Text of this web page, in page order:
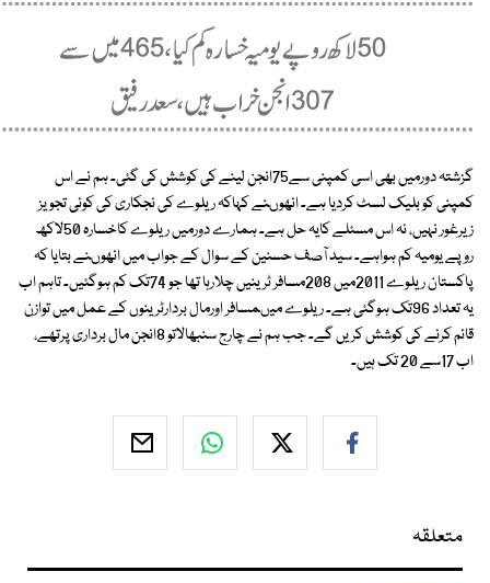
گزشتہ دورمیں بھی اسی کمپنی سے75انجن لینے کی کوشش کی گئی۔ ہم نے اس
کمپنی کو بلیک لسٹ کردیا ہے۔ انھوںنے کہاکہ ریلوے کی نجکاری کی کوئی تجویز
زیرغور نہیں، نہ اس مسئلے کایہ حل ہے۔ ہمارے دورمیں ریلوے کاخسارہ 50لاکھ
روپے یومیہ کم ہواہے۔ سید آصف حسنین کے سوال کے جواب میں انھوںنے بتایا کہ
پاکستان ریلوے 2011میں 208مسافر ٹرینیں چلارہا تھا جو 74تک کم ہوگئیں۔ تاہم اب
یہ تعداد 96تک ہوگئی ہے۔ ریلوے میںمسافر اورمال بردارٹرینوں کے عمل میں توازن
قائم کرنے کی کوشش کریں گے۔ جب ہم نے چارج سنبھالاتو 8انجن مال برداری پرتھے،
اب 17سے 20 تک ہیں۔
متعلقہ